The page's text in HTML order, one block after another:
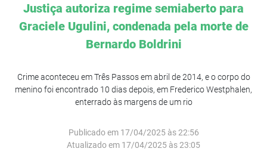
Justiça autoriza regime semiaberto para
Graciele Ugulini, condenada pela morte de
Bernardo Boldrini
Crime aconteceu em Três Passos em abril de 2014, e o corpo do
menino foi encontrado 10 dias depois, em Frederico Westphalen,
enterrado às margens de um rio
Publicado em 17/04/2025 às 22:56
Atualizado em 17/04/2025 às 23:05